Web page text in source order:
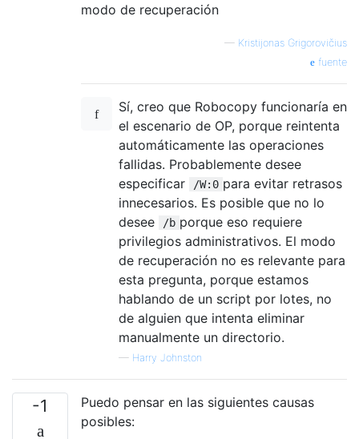
modo de recuperación
— Kristijonas Grigorovičius
fuente
Sí, creo que Robocopy funcionaría en
el escenario de OP, porque reintenta
automáticamente las operaciones
fallidas. Probablemente desee
especificar
/W:0 para evitar retrasos
innecesarios. Es posible que no lo
desee
/b porque eso requiere
privilegios administrativos. El modo
de recuperación no es relevante para
esta pregunta, porque estamos
hablando de un script por lotes, no
de alguien que intenta eliminar
manualmente un directorio.
— Harry Johnston
-1
Puedo pensar en las siguientes causas
posibles: